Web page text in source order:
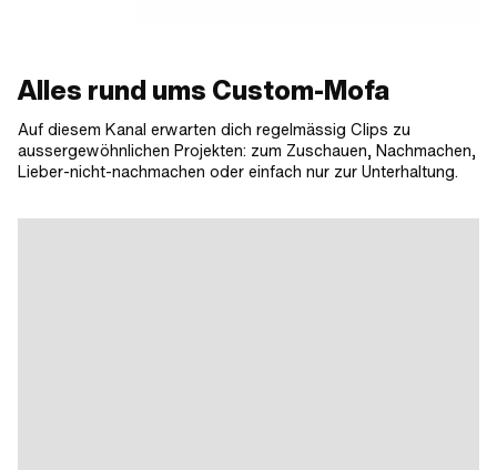
Alles rund ums Custom-Mofa
Auf diesem Kanal erwarten dich regelmässig Clips zu
aussergewöhnlichen Projekten: zum Zuschauen, Nachmachen,
Lieber-nicht-nachmachen oder einfach nur zur Unterhaltung.